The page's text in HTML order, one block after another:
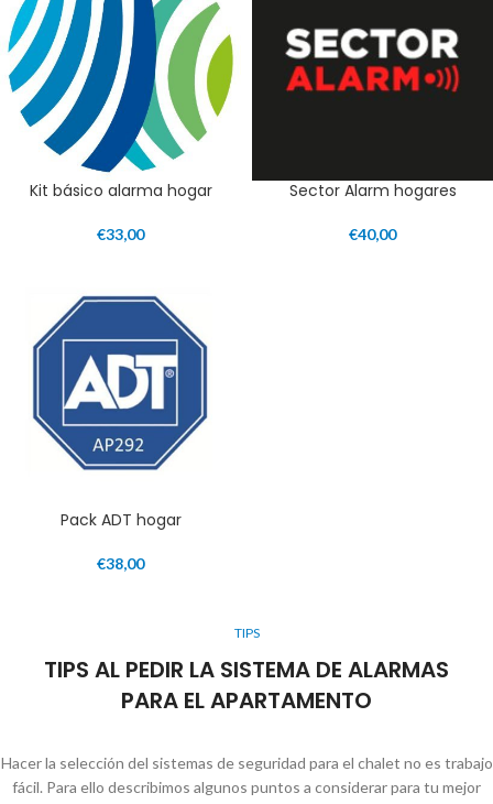
Kit básico alarma hogar
€33,00
Sector Alarm hogares
€40,00
Pack ADT hogar
€38,00
TIPS
TIPS AL PEDIR LA SISTEMA DE ALARMAS
PARA EL APARTAMENTO
Hacer la selección del sistemas de seguridad para el chalet no es trabajo
fácil. Para ello describimos algunos puntos a considerar para tu mejor